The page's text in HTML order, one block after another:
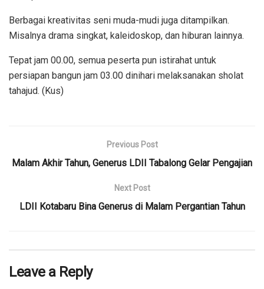
Berbagai kreativitas seni muda-mudi juga ditampilkan.
Misalnya drama singkat, kaleidoskop, dan hiburan lainnya.
Tepat jam 00.00, semua peserta pun istirahat untuk
persiapan bangun jam 03.00 dinihari melaksanakan sholat
tahajud. (Kus)
Previous Post
Malam Akhir Tahun, Generus LDII Tabalong Gelar Pengajian
Next Post
LDII Kotabaru Bina Generus di Malam Pergantian Tahun
Leave a Reply